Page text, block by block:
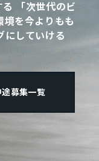
「次世代のビ
境を今よりもも
にしていける
途募集一覧